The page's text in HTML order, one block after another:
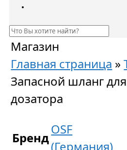
Магазин
Главная страница »
Запасной шланг
дозатора
Бренд
OSF
(Германия)